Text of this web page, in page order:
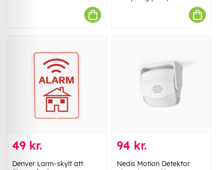
49 kr.
Denver Larm-skylt att
94 kr.
Nedis Motion Detektor